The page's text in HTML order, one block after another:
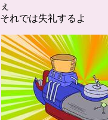
ぇ
それでは失礼するよ